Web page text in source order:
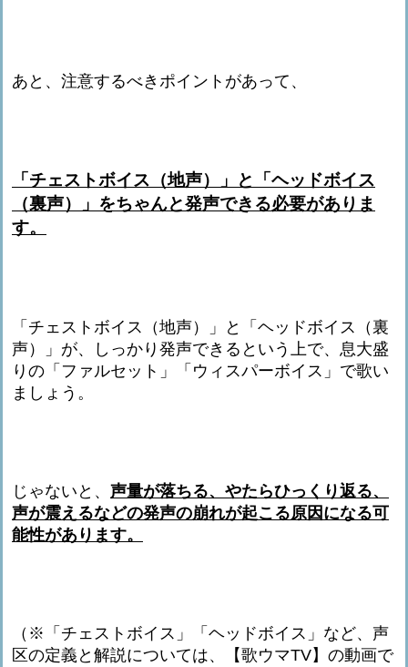
あと、注意するべきポイントがあって、
「チェストボイス（地声）」と「ヘッドボイス
（裏声）」をちゃんと発声できる必要がありま
す。
「チェストボイス（地声）」と「ヘッドボイス（裏
声）」が、しっかり発声できるという上で、息大盛
りの「ファルセット」「ウィスパーボイス」で歌い
ましょう。
じゃないと、 声量が落ちる、やたらひっくり返る、
声が震えるなどの発声の崩れが起こる原因になる可
能性があります。
（※「チェストボイス」「ヘッドボイス」など、声
区の定義と解説については、【歌ウマTV】の動画で